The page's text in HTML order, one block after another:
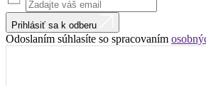
Prihlásiť sa k odberu
Odoslaním súhlasíte so spracovaním